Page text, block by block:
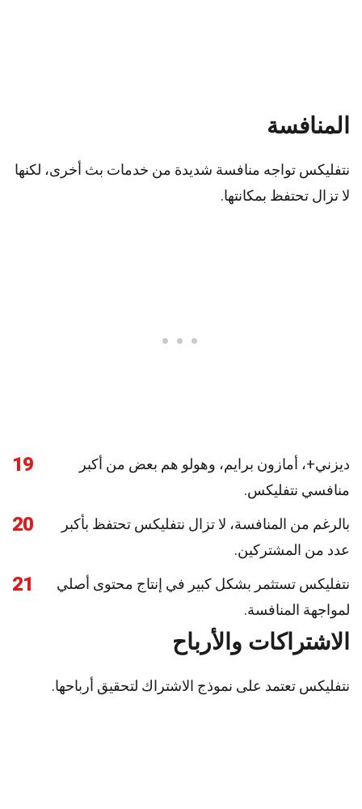
المنافسة
نتفليكس تواجه منافسة شديدة من خدمات بث أخرى، لكنها
لا تزال تحتفظ بمكانتها.
19
ديزني+، أمازون برايم، وهولو هم بعض من أكبر
منافسي نتفليكس.
20
بالرغم من المنافسة، لا تزال نتفليكس تحتفظ بأكبر
عدد من المشتركين.
21
نتفليكس تستثمر بشكل كبير في إنتاج محتوى أصلي
لمواجهة المنافسة.
الاشتراكات والأرباح
نتفليكس تعتمد على نموذج الاشتراك لتحقيق أرباحها.